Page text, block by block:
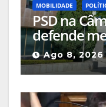
MOBILIDADE
PSD na
defende
com
locais
passadeiras
Ago 8, 2026